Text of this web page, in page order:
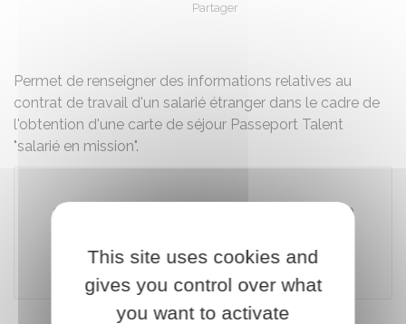
Partager
Permet de renseigner des informations relatives au
contrat de travail d'un salarié étranger dans le cadre de
l'obtention d'une carte de séjour Passeport Talent
"salarié en mission".
This site uses cookies and
gives you control over what
you want to activate